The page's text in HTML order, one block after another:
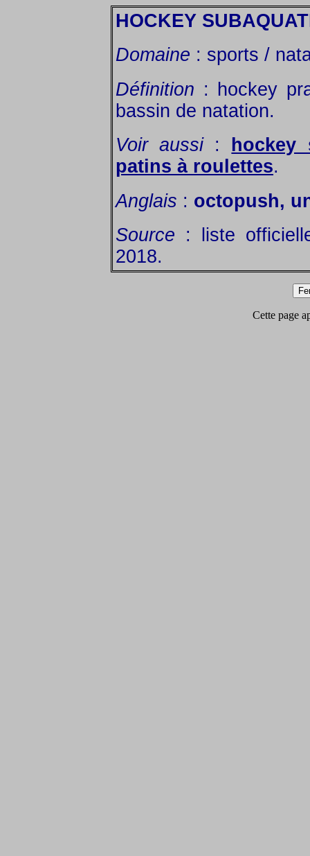
HOCKEY
Domaine : sports /
Définition : hockey
bassin de natation.
Voir aussi:
hockey
patins à roulettes.
Anglais : octopush,
Source : liste
2018.
Cette page